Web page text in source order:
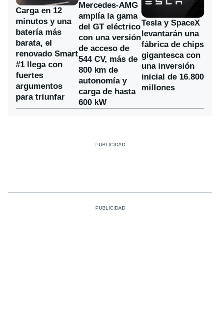
Carga en 12
minutos y una
batería más
barata, el
renovado Smart
#1 llega con
fuertes
argumentos
para triunfar
Mercedes-AMG
amplía la gama
del GT eléctrico
con una versión
de acceso de
544 CV, más de
800 km de
autonomía y
carga de hasta
600 kW
Tesla y SpaceX
levantarán una
fábrica de chips
gigantesca con
una inversión
inicial de 16.800
millones